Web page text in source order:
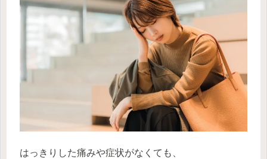
はっきりした痛みや症状がなくても、